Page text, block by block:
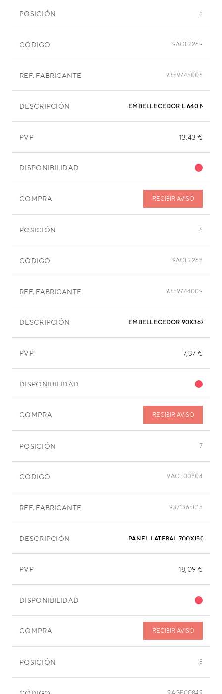
POSICIÓN 5
CÓDIGO 9AGF2269
REF. FABRICANTE 9359745006
DESCRIPCIÓN EMBELLECEDOR L.640 MM
PVP 13,43 €
DISPONIBILIDAD
COMPRA RECIBIR AVISO
POSICIÓN 6
CÓDIGO 9AGF2268
REF. FABRICANTE 9359744009
DESCRIPCIÓN EMBELLECEDOR 90X367 MM
PVP 7,37 €
DISPONIBILIDAD
COMPRA RECIBIR AVISO
POSICIÓN 7
CÓDIGO 9AGF00804
REF. FABRICANTE 9371365015
DESCRIPCIÓN PANEL LATERAL 700X150 MM
PVP 18,09 €
DISPONIBILIDAD
COMPRA RECIBIR AVISO
POSICIÓN 8
9AGF00849